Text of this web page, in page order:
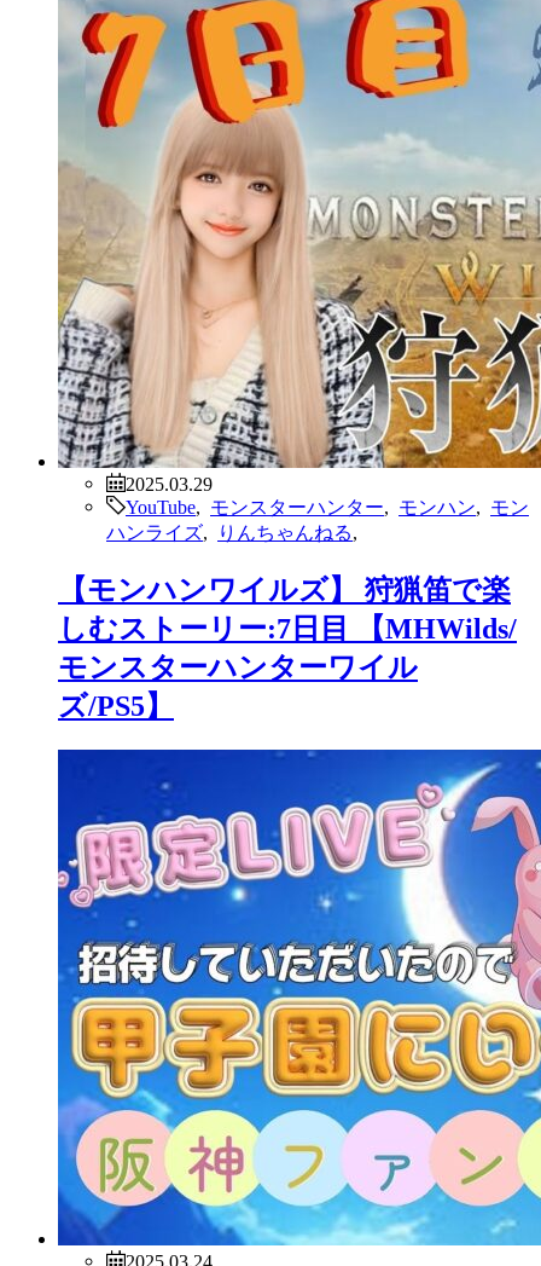
2025.03.29
YouTube
モンスターハンター モンハン
モン
ハンライズ
りんちゃんねる
【モンハンワイルズ】 狩猟笛で楽
しむストーリー:7日目 【MHWilds/
モンスターハンターワイル
ズ/PS5】
2025.03.24